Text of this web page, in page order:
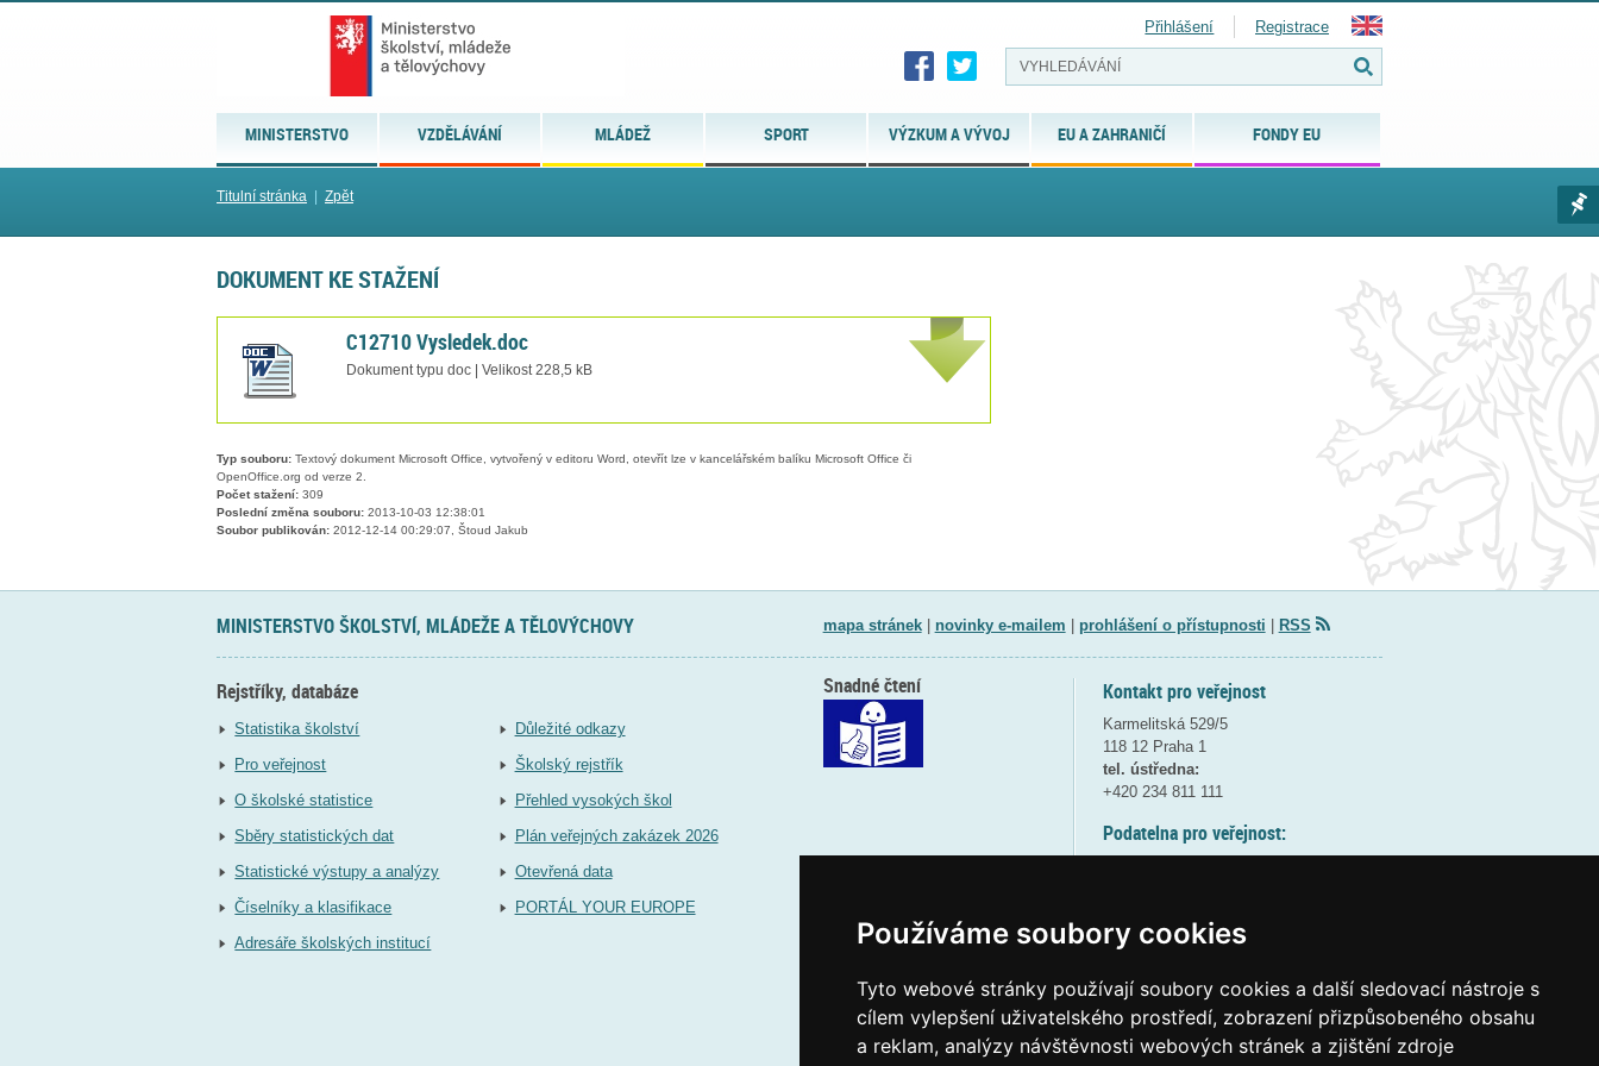
Používáme soubory cookies
Tyto webové stránky používají soubory cookies a další sledovací nástroje s
cílem vylepšení uživatelského prostředí, zobrazení přizpůsobeného obsahu
a reklam, analýzy návštěvnosti webových stránek a zjištění zdroje
MINISTERSTVO VZDĚLÁVÁNÍ MLÁDEŽ SPORT VÝZKUM A VÝVOJ EU A ZAHRANIČÍ FONDY EU
Přihlášení Registrace
Titulní stránka Zpět
DOKUMENT KE STAŽENÍ
C12710 Vysledek.doc
Dokument typu doc | Velikost 228,5 kB
Typ souboru: Textový dokument Microsoft Office, vytvořený v editoru Word, otevřít lze v kancelářském balíku Microsoft Office či
OpenOffice.org od verze 2.
Počet stažení: 309
Poslední změna souboru: 2013-10-03 12:38:01
Soubor publikován: 2012-12-14 00:29:07, Štoud Jakub
MINISTERSTVO ŠKOLSTVÍ, MLÁDEŽE A TĚLOVÝCHOVY mapa stránek| novinky e-mailem prohlášení o přístupnosti RSS
Rejstříky, databáze
Statistika školství
Pro veřejnost
O školské statistice
Sběry statistických dat
Statistické výstupy a analýzy
Číselníky a klasifikace
Adresáře školských institucí
Důležité odkazy
Školský rejstřík
Přehled vysokých škol
Plán veřejných zakázek 2026
Otevřená data
PORTÁL YOUR EUROPE
Kontakt pro veřejnost
Karmelitská 529/5
118 12 Praha 1
tel. ústředna:
+420 234 811 111
Podatelna pro veřejnost:
(více informací
Elektronická podatelna:
posta@msmtgov cz
Snadné čtení